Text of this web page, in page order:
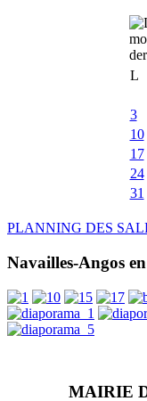
L
3
10
17
24
31
PLANNING DES
Navailles-Angos
MAIRIE